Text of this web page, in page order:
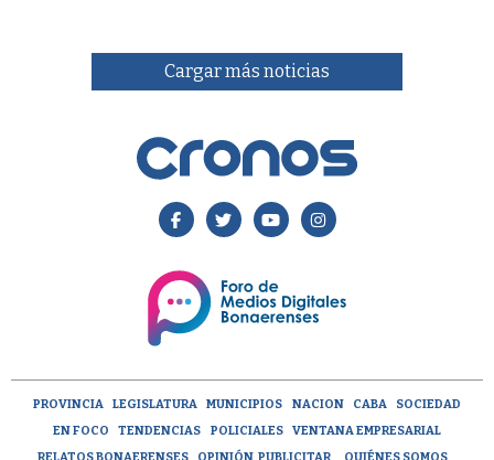
Cargar más noticias
PROVINCIA LEGISLATURA MUNICIPIOS NACION CABA
SOCIEDAD
EN FOCO
TENDENCIAS POLICIALES
VENTANA EMPRESARIAL